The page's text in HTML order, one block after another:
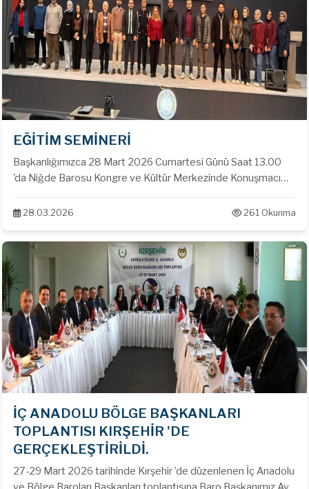
EĞİTİM SEMİNERİ
Başkanlığımızca 28 Mart 2026 Cumartesi Günü Saat 13.00
'da Niğde Barosu Kongre ve Kültür Merkezinde Konuşmacı
AKİPEK ÖCAL 'ın katımları ile '' Tazminat Hukuku '' konulu
28.03.2026 261 Okunma
İÇ ANADOLU BÖLGE BAŞKANLARI
TOPLANTISI KIRŞEHİR 'DE
GERÇEKLEŞTİRİLDİ.
27-29 Mart 2026 tarihinde Kırşehir ’de düzenlenen İç Anadolu